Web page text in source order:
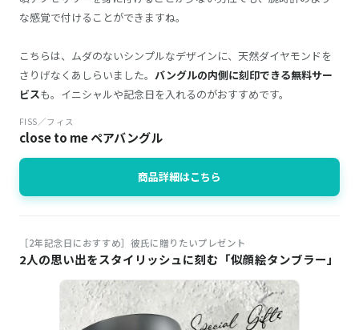
な感覚で付けることができますね。
こちらは、ムダのないシンプルなデザインに、天然ダイヤモンドを
さりげなくあしらいました。 バングルの内側に刻印できる無料サー
ビスも。イニシャルや記念日を入れるのがおすすめです。
FISS／フィス
close to me ペアバングル
商品詳細はこちら
［2年記念日におすすめ］彼氏に贈りたいプレゼント
2人の思い出をスタイリッシュに刻む「似顔絵タンブラー」